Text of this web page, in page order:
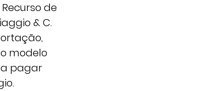
de
& C.
modelo
pagar